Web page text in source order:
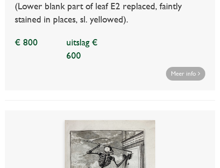
(Lower blank part of leaf E2 replaced, faintly
stained in places, sl. yellowed).
€ 800
uitslag €
600
Meer info